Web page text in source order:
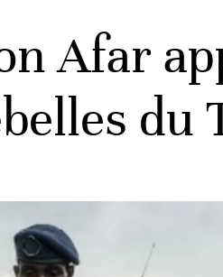
Afar
du